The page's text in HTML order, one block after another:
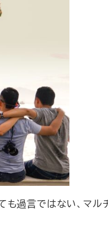
過言ではない、マル